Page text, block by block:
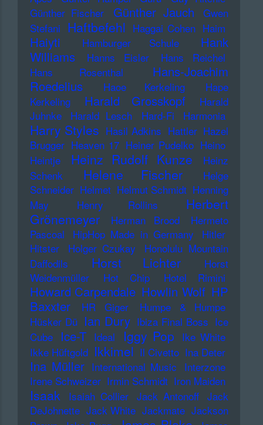
Günther Fischer
Günther Jauch
Gwen
Stefani Haftbefehl Haggai Cohen Haim
Haiyti Hamburger Schule
Hank
Williams
Hanns Eisler
Hans Reichel
Hans Rosenthal
Hans-Joachim
Roedelius
Haoe Kerkeling
Hape
Kerkeling
Harald Grosskopf
Harald
Juhnke
Harald Lesch Hard-Fi Harmonia
Harry Styles Hasil Adkins Hattler Hazel
Brugger Heaven 17 Heiner Pudelko Heino
Heintje
Heinz Rudolf Kunze
Heinz
Schenk
Helene Fischer
Helge
Schneider Helmet Helmut Schmidt Henning
May
Henry Rollins
Herbert
Grönemeyer
Herman Brood
Hermeto
Pascoal
HipHop Made in Germany
Hitler
Hitster
Holger Czukay
Honolulu Mountain
Daffodils
Horst Lichter
Horst
Weidenmüller
Hot Chip Hotel Rimini
Howard Carpendale Howlin Wolf HP
Baxxter
HR Giger
Humpe & Humpe
Hüsker Dü Ian Dury Ibiza Final Boss Ice
Cube
Ice-T Ideal Iggy Pop Ike White
Ikke Hüftgold Ikkimel Il Civetto Ina Deter
Ina Müller International Music Interzone
Irene Schweizer Irmin Schmidt Iron Maiden
Isaak Isaiah Collier Jack Antonoff Jack
DeJohnette Jack White Jackmate Jackson